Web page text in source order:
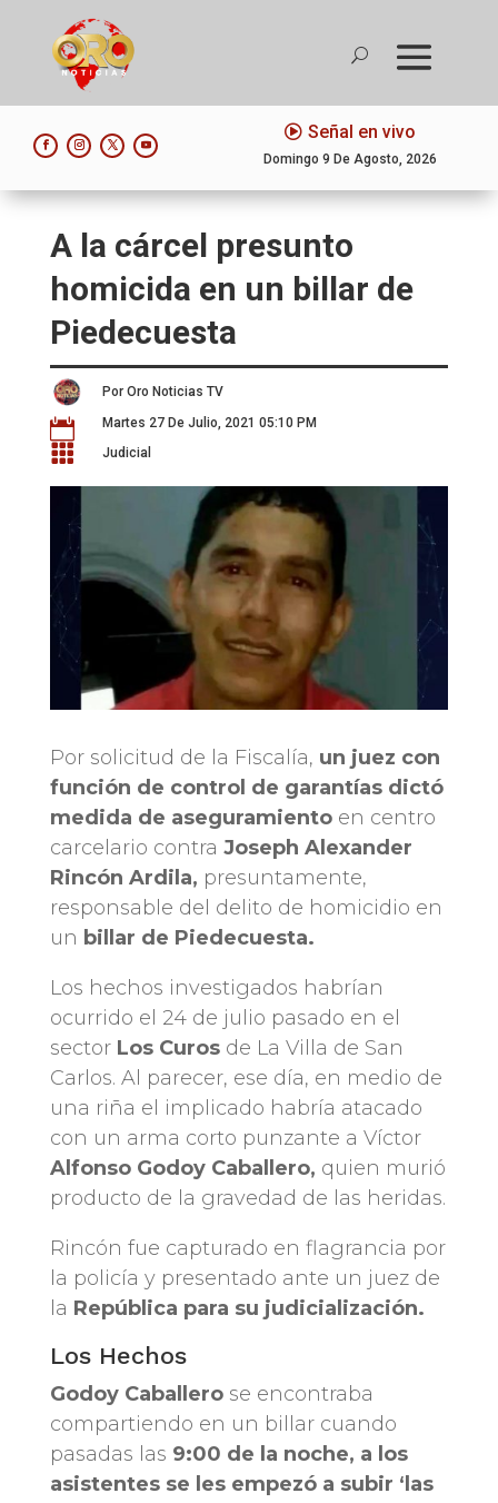
Señal en vivo
Domingo 9 De Agosto, 2026
A la cárcel presunto
homicida en un billar de
Piedecuesta
Por Oro Noticias TV
 Martes 27 De Julio, 2021 05:10 PM
 Judicial
Por solicitud de la Fiscalía, un juez con
función de control de garantías dictó
medida de aseguramientoen centro
carcelario contra Joseph Alexander
Rincón Ardila, presuntamente,
responsable del delito de homicidio en
un billar de Piedecuesta.
Los hechos investigados habrían
ocurrido el 24 de julio pasado en el
sectorLos Curosde La Villa de San
Carlos. Al parecer, ese día, en medio de
una riña el implicado habría atacado
con un arma corto punzante a Víctor
Alfonso Godoy Caballero, quien murió
producto de la gravedad de las heridas.
Rincón fue capturado en flagrancia por
la policía y presentado ante un juez de
la República para su judicialización.
Los Hechos
Godoy Caballerose encontraba
compartiendo en un billar cuando
pasadas las 9:00 de la noche, a los
asistentes se les empezó a subir ‘las